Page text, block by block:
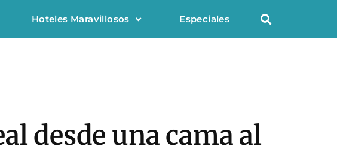
Hoteles Maravillosos Especiales
desde una cama al